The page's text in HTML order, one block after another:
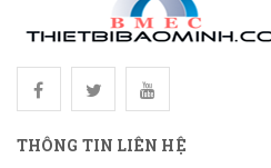
THÔNG TIN LIÊN HỆ